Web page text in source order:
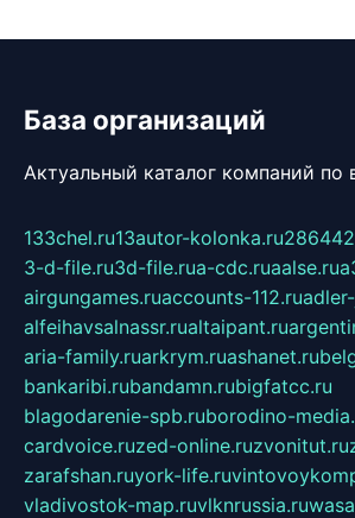
База организаций
Актуальный каталог компаний по
133chel.ru13autor-kolonka.ru
3-d-file.ru3d-file.rua-cdc.ruaalse.ru
airgungames.ruaccounts-112.ru
alfeihavsalnassr.rualtaipant.ru
aria-family.ruarkrym.ruashanet.ru
bankaribi.rubandamn.rubigfatcc.ru
blagodarenie-spb.ruborodino-
cardvoice.ruzed-online.ruzvonitut.ru
zarafshan.ruyork-life.ru
vladivostok-map.ruvlknrussia.ru